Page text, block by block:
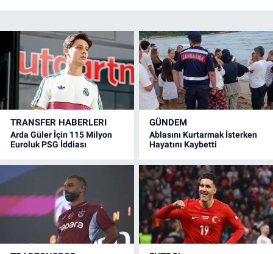
TRANSFER HABERLERI
Arda Güler İçin 115 Milyon
Euroluk PSG İddiası
GÜNDEM
Ablasını Kurtarmak İsterken
Hayatını Kaybetti